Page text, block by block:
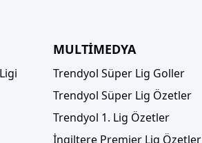
MULTİMEDYA
Trendyol Süper Lig Goller
Trendyol Süper Lig Özetler
Trendyol 1. Lig Özetler
İngiltere Premier Lig Özetler